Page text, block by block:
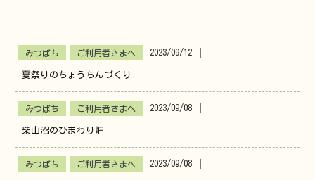
みつばち ご利用者さまへ 2023/09/12
夏祭りのちょうちんづくり
みつばち ご利用者さまへ 2023/09/08
柴山沼のひまわり畑
みつばち ご利用者さまへ 2023/09/08